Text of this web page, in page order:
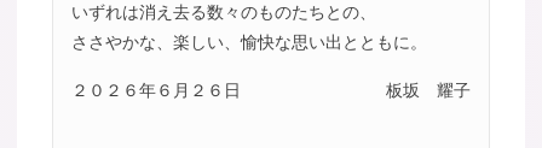
いずれは消え去る数々のものたちとの、
ささやかな、楽しい、愉快な思い出とともに。
２０２６年６月２６日 板坂 耀子